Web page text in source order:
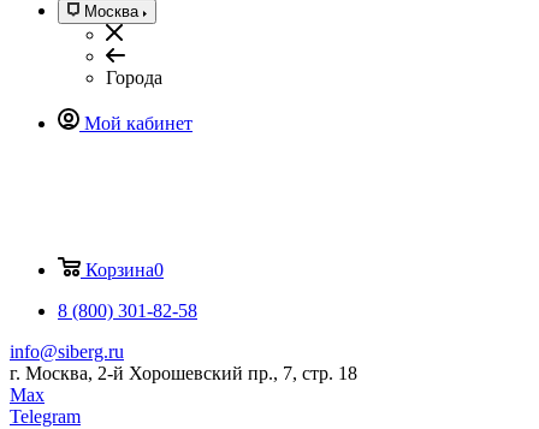
Москва
Города
Мой кабинет
Корзина0
8 (800) 301-82-58
info@siberg.ru
г. Москва, 2-й Хорошевский пр., 7, стр. 18
Max
Telegram